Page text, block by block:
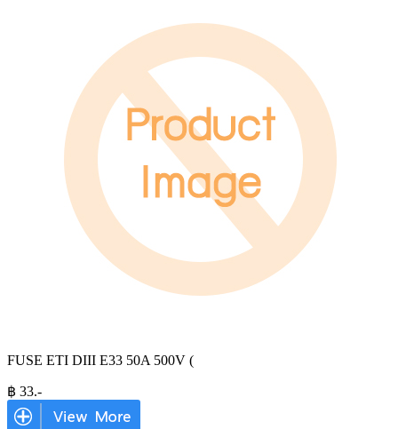
FUSE ETI DIII E33 50A 500V (
฿ 33.-